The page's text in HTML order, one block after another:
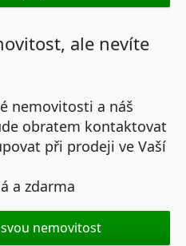
ale nevíte
nemovitosti a náš
obratem kontaktovat
při prodeji ve Vaší
a zdarma
nemovitost